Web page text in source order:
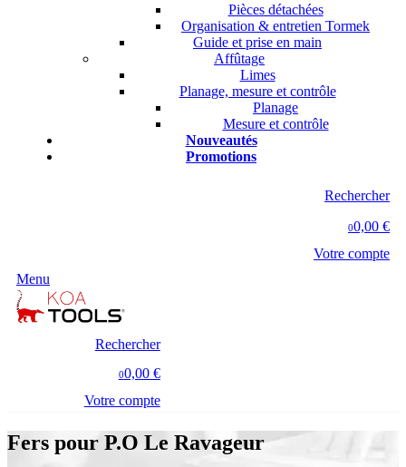
Pièces détachées
Organisation & entretien Tormek
Guide et prise en main
Affûtage
Limes
Planage, mesure et contrôle
Planage
Mesure et contrôle
Nouveautés
Promotions
Rechercher
00,00 €
Votre compte
Menu
Rechercher
00,00 €
Votre compte
Fers pour P.O Le Ravageur